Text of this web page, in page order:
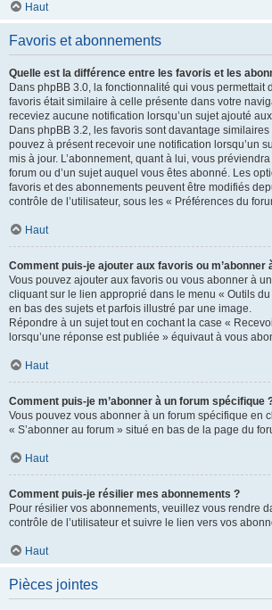
Haut
Favoris et abonnements
Quelle est la différence entre les favoris et les
Dans phpBB 3.0, la fonctionnalité qui vous permettait
favoris était similaire à celle présente dans votre
receviez aucune notification lorsqu’un sujet ajouté
Dans phpBB 3.2, les favoris sont davantage
pouvez à présent recevoir une notification lorsqu’un
mis à jour. L’abonnement, quant à lui, vous
forum ou d’un sujet auquel vous êtes abonné. Les
favoris et des abonnements peuvent être modifiés
contrôle de l’utilisateur, sous les « Préférences du
Haut
Comment puis-je ajouter aux favoris ou m’abonner
Vous pouvez ajouter aux favoris ou vous abonner à
cliquant sur le lien approprié dans le menu « Outils
en bas des sujets et parfois illustré par une image.
Répondre à un sujet tout en cochant la case «
lorsqu’une réponse est publiée » équivaut à vous
Haut
Comment puis-je m’abonner à un forum spécifique
Vous pouvez vous abonner à un forum spécifique en
« S’abonner au forum » situé en bas de la page du
Haut
Comment puis-je résilier mes abonnements ?
Pour résilier vos abonnements, veuillez vous rendre
contrôle de l’utilisateur et suivre le lien vers vos
Haut
Pièces jointes